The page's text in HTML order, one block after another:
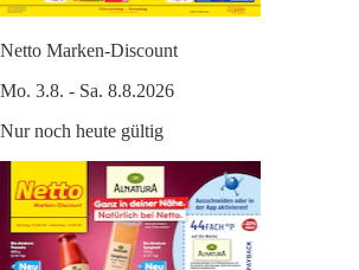
Netto Marken-Discount
Mo. 3.8. - Sa. 8.8.2026
Nur noch heute gültig